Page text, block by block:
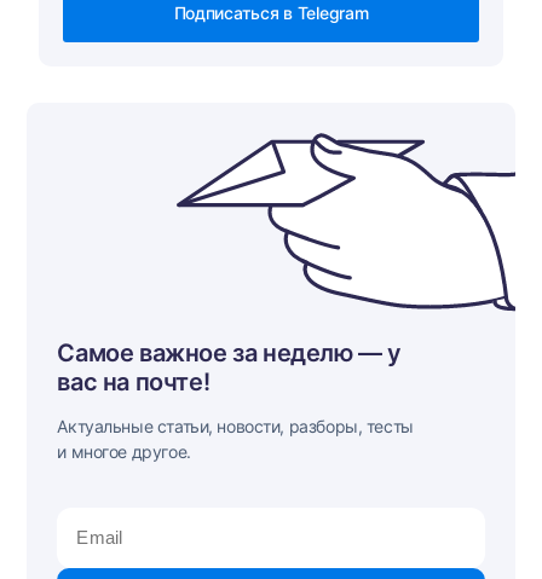
Подписаться в Telegram
Самое важное за неделю — у
вас на почте!
Актуальные статьи, новости, разборы, тесты
и многое другое.